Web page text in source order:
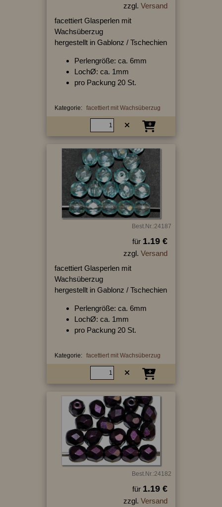
zzgl. Versand
facettiert Glasperlen mit
Wachsüberzug
hergestellt in Gablonz / Tschechien
Perlengröße: ca. 6mm
LochØ: ca. 1mm
pro Packung 20 St.
Kategorie: facettiert mit Wachsüberzug
Best.Nr.:24187
für 1.19 €
zzgl. Versand
facettiert Glasperlen mit
Wachsüberzug
hergestellt in Gablonz / Tschechien
Perlengröße: ca. 6mm
LochØ: ca. 1mm
pro Packung 20 St.
Kategorie: facettiert mit Wachsüberzug
Best.Nr.:24182
für 1.19 €
zzgl. Versand